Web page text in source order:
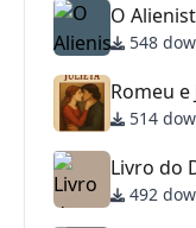
O
548
Romeu e
514
Livro do
492